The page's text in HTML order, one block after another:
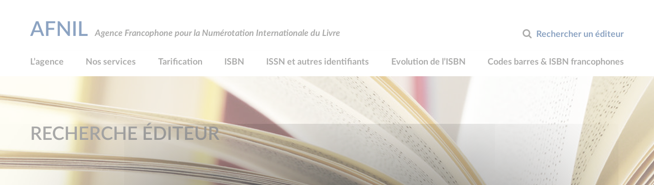
Rechercher un éditeur
AFNIL Agence Francophone pour la Numérotation Internationale du Livre
L’agence Nos services Tarification ISBN ISSN et autres identifiants Evolution de l’ISBN Codes barres & ISBN francophones
RECHERCHE ÉDITEUR